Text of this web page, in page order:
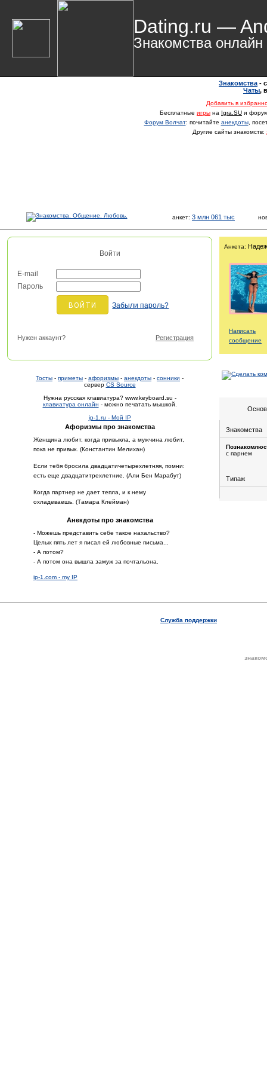
Dating.ru —
Знакомства онлайн
Знакомства -
Чаты,
Добавить в
Бесплатные игры на Igra.SU и
Форум Волчат: почитайте анекдоты,
Другие сайты знакомств:
анкет: 3 млн 061 тыс
Войти
E-mail
Пароль
Забыли пароль?
Нужен аккаунт? Регистрация
Тосты - приметы - афоризмы - анекдоты - сонники -
сервер CS Source
Нужна русская клавиатура? www.keyboard.su -
клавиатура онлайн - можно печатать мышкой.
ip-1.ru - Мой IP
Афоризмы про знакомства
Женщина любит, когда привыкла, а мужчина любит,
пока не привык. (Константин Мелихан)
Если тебя бросила двадцатичетырехлетняя, помни:
есть еще двадцатитрехлетние. (Али Бен Марабут)
Когда партнер не дает тепла, и к нему
охладеваешь. (Тамара Клейман)
Анекдоты про знакомства
- Можешь представить себе такое нахальство?
Целых пять лет я писал ей любовные письма...
- А потом?
- А потом она вышла замуж за почтальона.
ip-1.com - my IP
Анкета:
Написать
сообщение
Знакомства
с парнем
Типаж
Служба поддержки